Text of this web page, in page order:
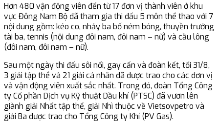
Hơn 480 vận động viên đến từ 17 đơn vị thành viên ở khu
vực Đông Nam Bộ đã tham gia thi đấu 5 môn thể thao với 7
nội dung gồm: kéo co, nhảy ba bố ném bóng, thuyền trưởng
tài ba, tennis (nội dung đôi nam, đôi nam – nữ) và cầu lông
(đôi nam, đôi nam – nữ).
Sau một ngày thi đấu sôi nổi, gay cấn và đoàn kết, tối 31/8,
3 giải tập thể và 21 giải cá nhân đã được trao cho các đơn vị
và vận động viên xuất sắc nhất. Trong đó, đoàn Tổng Công
ty Cổ phần Dịch vụ Kỹ thuật Dầu khí (PTSC) đã vươn lên
giành giải Nhất tập thể, giải Nhì thuộc về Vietsovpetro và
giải Ba được trao cho Tổng Công ty Khí (PV Gas).